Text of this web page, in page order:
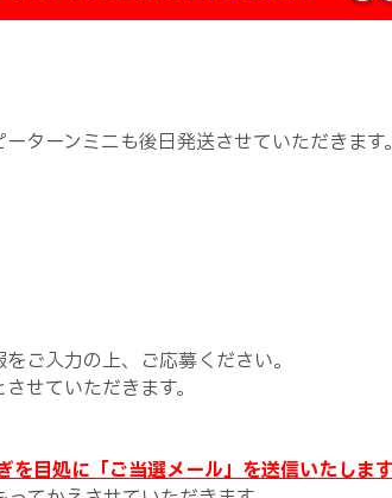
ターンミニも後日発送させていただきます
ご入力の上、ご応募ください。
せていただきます。
目処に「ご当選メール」を送信いたしま